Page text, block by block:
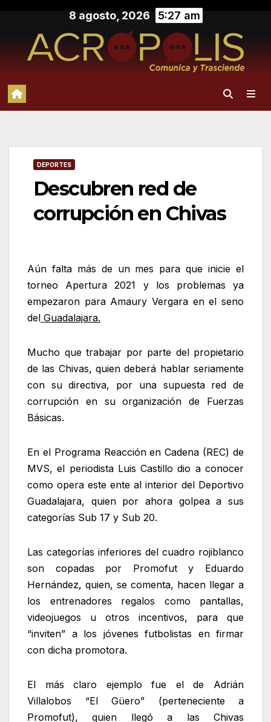
contenido
8 agosto, 2026 5:27 am
DEPORTES
Descubren red de
corrupción en Chivas
Aún falta más de un mes para que inicie el
torneo Apertura 2021 y los problemas ya
empezaron para Amaury Vergara en el seno
del Guadalajara.
Mucho que trabajar por parte del propietario
de las Chivas, quien deberá hablar seriamente
con su directiva, por una supuesta red de
corrupción en su organización de Fuerzas
Básicas.
En el Programa Reacción en Cadena (REC) de
MVS, el periodista Luis Castillo dio a conocer
como opera este ente al interior del Deportivo
Guadalajara, quien por ahora golpea a sus
categorías Sub 17 y Sub 20.
Las categorías inferiores del cuadro rojiblanco
son copadas por Promofut y Eduardo
Hernández, quien, se comenta, hacen llegar a
los entrenadores regalos como pantallas,
videojuegos u otros incentivos, para que
“inviten” a los jóvenes futbolistas en firmar
con dicha promotora.
El más claro ejemplo fue el de Adrián
Villalobos “El Güero” (perteneciente a
Promofut), quien llegó a las Chivas